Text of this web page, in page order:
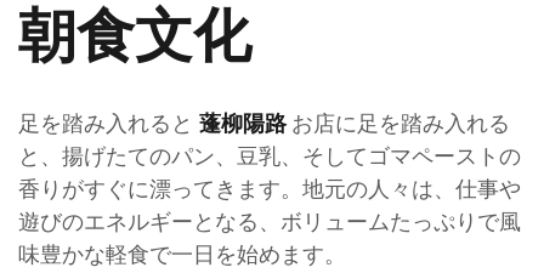
朝食文化
足を踏み入れると 蓬柳陽路お店に足を踏み入れる
と、揚げたてのパン、豆乳、そしてゴマペーストの
香りがすぐに漂ってきます。地元の人々は、仕事や
遊びのエネルギーとなる、ボリュームたっぷりで風
味豊かな軽食で一日を始めます。